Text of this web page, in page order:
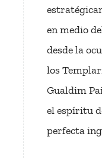
en medio
desde la
los
Gualdim
el espíritu
perfecta